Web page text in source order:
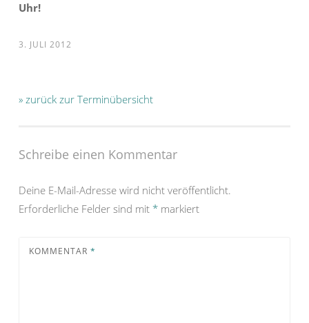
Uhr!
3. JULI 2012
» zurück zur Terminübersicht
Schreibe einen Kommentar
Deine E-Mail-Adresse wird nicht veröffentlicht.
Erforderliche Felder sind mit * markiert
KOMMENTAR *